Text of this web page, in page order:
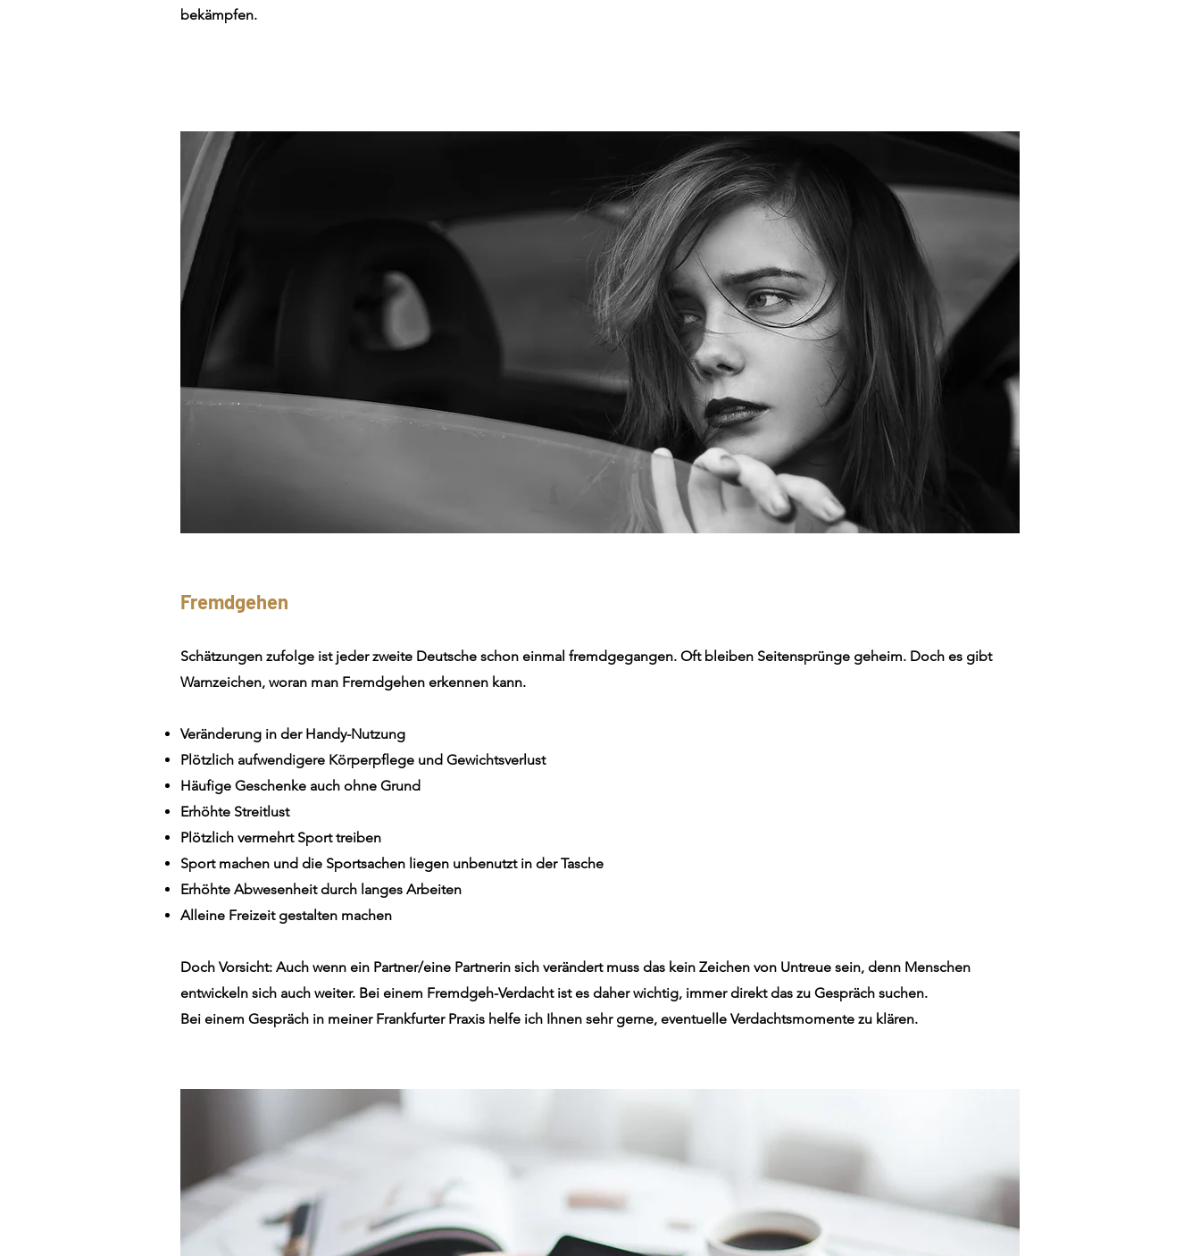
bekämpfen.
Fremdgehen
Schätzungen zufolge ist jeder zweite Deutsche schon einmal fremdgegangen. Oft bleiben Seitensprünge geheim. Doch es gibt
Warnzeichen, woran man Fremdgehen erkennen kann.
Veränderung in der Handy-Nutzung
Plötzlich aufwendigere Körperpflege und Gewichtsverlust
Häufige Geschenke auch ohne Grund
Erhöhte Streitlust
Plötzlich vermehrt Sport treiben
Sport machen und die Sportsachen liegen unbenutzt in der Tasche
Erhöhte Abwesenheit durch langes Arbeiten
Alleine Freizeit gestalten machen
Doch Vorsicht: Auch wenn ein Partner/eine Partnerin sich verändert muss das kein Zeichen von Untreue sein, denn Menschen
entwickeln sich auch weiter. Bei einem Fremdgeh-Verdacht ist es daher wichtig, immer direkt das zu Gespräch suchen.
Bei einem Gespräch in meiner Frankfurter Praxis helfe ich Ihnen sehr gerne, eventuelle Verdachtsmomente zu klären.